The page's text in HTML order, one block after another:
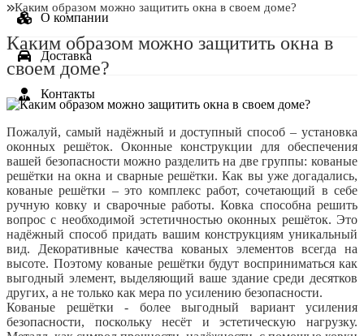
О компании
Доставка
Контакты
Каким образом можно защитить окна в своем доме?
Каким образом можно защитить окна в
своем доме?
Пожалуй, самый надёжный и доступный способ – установка
оконных решёток. Оконные конструкции для обеспечения
вашей безопасности можно разделить на две группы: кованые
решётки на окна и сварные решётки. Как вы уже догадались,
кованые решётки – это комплекс работ, сочетающий в себе
ручную ковку и сварочные работы. Ковка способна решить
вопрос с необходимой эстетичностью оконных решёток. Это
надёжный способ придать вашим конструкциям уникальный
вид. Декоративные качества кованых элементов всегда на
высоте. Поэтому кованые решётки будут восприниматься как
выгодный элемент, выделяющий ваше здание среди десятков
других, а не только как мера по усилению безопасности.
Кованые решётки - более выгодный вариант усиления
безопасности, поскольку несёт и эстетическую нагрузку.